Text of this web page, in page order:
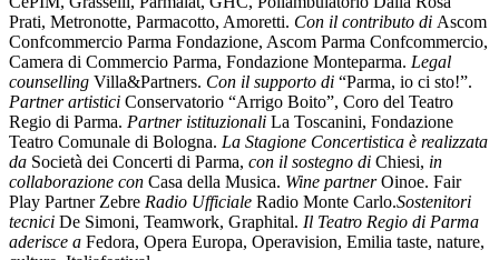
Prati, Metronotte, Parmacotto, Amoretti. Con il contributo di Ascom
Confcommercio Parma Fondazione, Ascom Parma Confcommercio,
Camera di Commercio Parma, Fondazione Monteparma. Legal
counselling Villa&Partners. Con il supporto di “Parma, io ci sto!”.
Partner artistici Conservatorio “Arrigo Boito”, Coro del Teatro
Regio di Parma. Partner istituzionali La Toscanini, Fondazione
Teatro Comunale di Bologna. La Stagione Concertistica è realizzata
da Società dei Concerti di Parma, con il sostegno di Chiesi, in
collaborazione con Casa della Musica. Wine partnerOinoe. Fair
Play Partner Zebre Radio Ufficiale Radio Monte Carlo.Sostenitori
tecnici De Simoni, Teamwork, Graphital. Il Teatro Regio di Parma
aderisce a Fedora, Opera Europa, Operavision, Emilia taste, nature,